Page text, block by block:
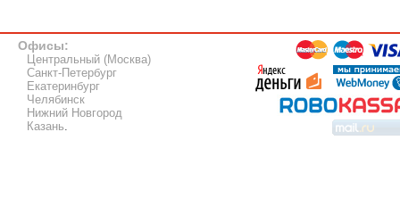
Офисы:
Центральный (Москва)
Санкт-Петербург
Екатеринбург
Челябинск
Нижний Новгород
Казань.